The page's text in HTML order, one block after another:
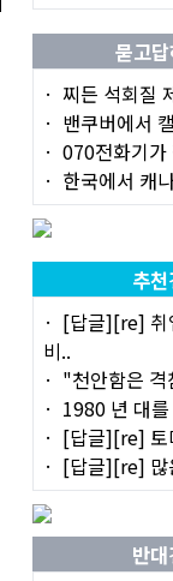
묻고
찌든 석회질
밴쿠버에서
070전화기
한국에서 캐
추
[답글][re] 취
비..
"천안함은
1980 년 대
[답글][re] 토
[답글][re] 많
반